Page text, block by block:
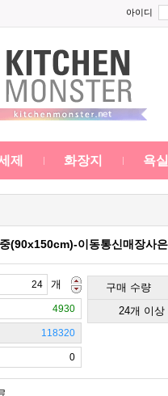
아이디
제 화장지 욕
(90x150cm)-이동통신매장사
개
구매 수량
24개 이상